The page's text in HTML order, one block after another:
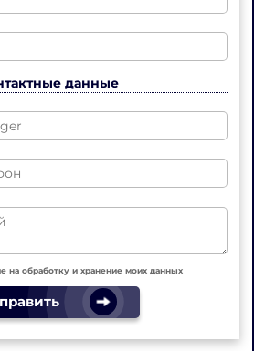
данные
на обработку и хранение моих данных